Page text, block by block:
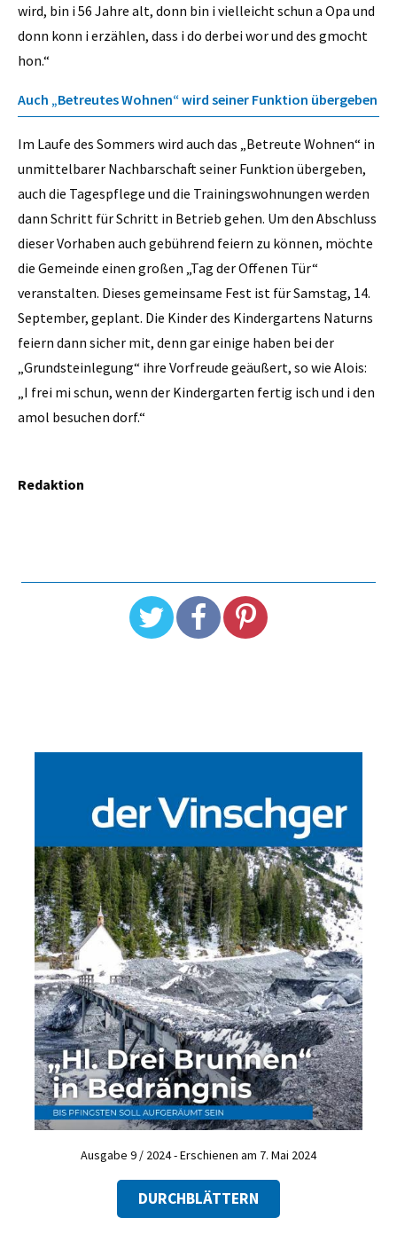
wird, bin i 56 Jahre alt, donn bin i vielleicht schun a Opa und
donn konn i erzählen, dass i do derbei wor und des gmocht
hon.“
Auch „Betreutes Wohnen“ wird seiner Funktion übergeben
Im Laufe des Sommers wird auch das „Betreute Wohnen“ in
unmittelbarer Nachbarschaft seiner Funktion übergeben,
auch die Tagespflege und die Trainingswohnungen werden
dann Schritt für Schritt in Betrieb gehen. Um den Abschluss
dieser Vorhaben auch gebührend feiern zu können, möchte
die Gemeinde einen großen „Tag der Offenen Tür“
veranstalten. Dieses gemeinsame Fest ist für Samstag, 14.
September, geplant. Die Kinder des Kindergartens Naturns
feiern dann sicher mit, denn gar einige haben bei der
„Grundsteinlegung“ ihre Vorfreude geäußert, so wie Alois:
„I frei mi schun, wenn der Kindergarten fertig isch und i den
amol besuchen dorf.“
Redaktion
Ausgabe 9 / 2024 - Erschienen am 7. Mai 2024
DURCHBLÄTTERN